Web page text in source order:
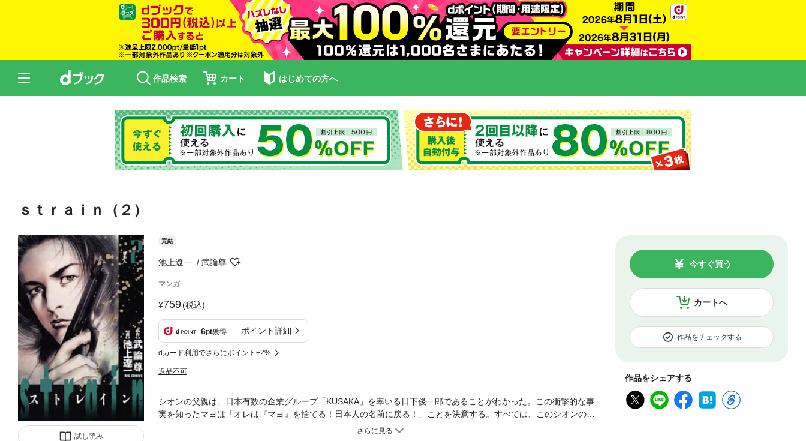
作品検索 カート はじめての方へ
ｓｔｒａｉｎ（２）
試し読み
完結
池上遼一 武論尊
マンガ
759(税込)
6pt獲得 ポイント詳細
dカード利用でさらにポイント+2%
返品不可
カートへ
今すぐ買う
作品をチェックする
作品をシェアする
シオンの父親は、日本有数の企業グループ「KUSAKA」を率いる日下俊一郎であることがわかった。この衝撃的な事
実を知ったマヨは「オレは『マヨ』を捨てる！日本人の名前に戻る！」ことを決意する。すべては、このシオンの命
を付け狙う何者かから、このか弱き少女を守るためだった。